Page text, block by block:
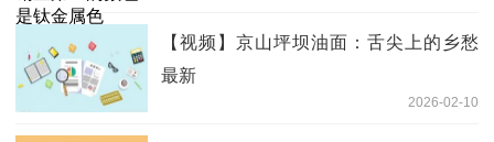
【视频】京山坪坝油面：舌尖上的乡愁
最新
2026-02-10